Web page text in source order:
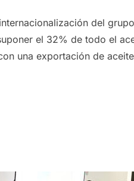
del
el 32% de todo el
una exportación de
DE GRUPO